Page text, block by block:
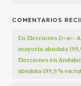
COMENTARIOS
En Elecciones D=a=:
mayoría absoluta
Elecciones en
absoluta (99,9 %